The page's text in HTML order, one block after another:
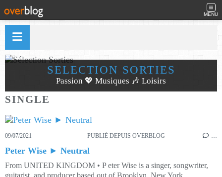
MENU
SÉLECTION SORTIES
Passion 💖 Musiques 🎶 Loisirs
SINGLE
09/07/2021 PUBLIÉ DEPUIS OVERBLOG …
Peter Wise ► Neutral
From UNITED KINGDOM • P eter Wise is a singer, songwriter,